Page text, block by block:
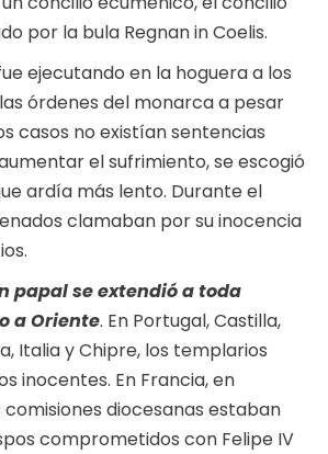
por la bula Regnan in Coelis.
ejecutando en la hoguera a los
órdenes del monarca a pesar
casos no existían sentencias
el sufrimiento, se escogió
ardía más lento. Durante el
clamaban por su inocencia
papal se extendió a toda
a Oriente. En Portugal, Castilla,
Italia y Chipre, los templarios
inocentes. En Francia, en
diocesanas estaban
comprometidos con Felipe IV